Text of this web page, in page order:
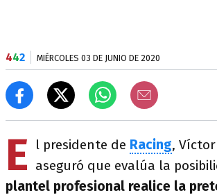
442 MIÉRCOLES 03 DE JUNIO DE 2020
E l presidente de Racing,
aseguró que evalúa la
plantel profesional realice la